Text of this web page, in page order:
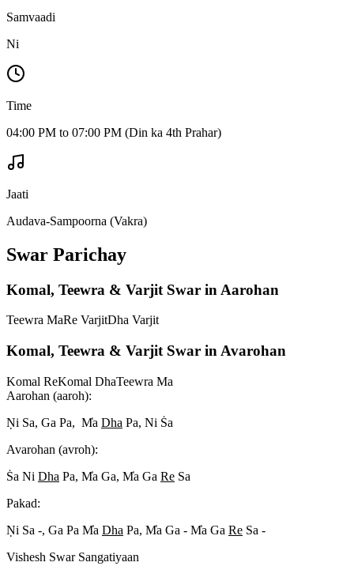
Samvaadi
Ni
Time
04:00 PM to 07:00 PM (Din ka 4th Prahar)
Jaati
Audava-Sampoorna (Vakra)
Swar Parichay
Komal, Teewra & Varjit Swar in Aarohan
Teewra MaRe VarjitDha Varjit
Komal, Teewra & Varjit Swar in Avarohan
Komal ReKomal DhaTeewra Ma
Aarohan (aaroh):
Ni Sa, Ga Pa, Ma Dha Pa, Ni Sa
Avarohan (avroh):
Sa Ni Dha Pa, Ma Ga, Ma Ga Re Sa
Pakad:
Ni Sa -, Ga Pa Ma Dha Pa, Ma Ga - Ma Ga Re Sa -
Vishesh Swar Sangatiyaan